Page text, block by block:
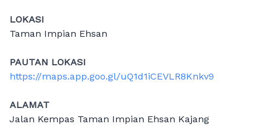
LOKASI
Taman Impian Ehsan
PAUTAN LOKASI
https://maps.app.goo.gl/uQ1d1iCEVLR8Knkv9
ALAMAT
Jalan Kempas Taman Impian Ehsan Kajang